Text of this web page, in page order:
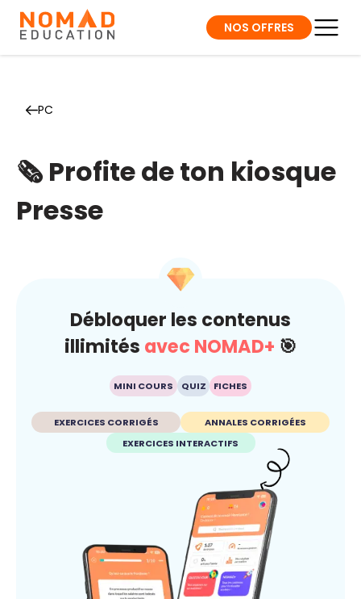
NOS OFFRES
PC
🗞️ Profite de ton kiosque
Presse
Débloquer les contenus
illimités avec NOMAD+ 🎯
MINI COURS QUIZ FICHES
EXERCICES CORRIGÉS
ANNALES CORRIGÉES
EXERCICES INTERACTIFS